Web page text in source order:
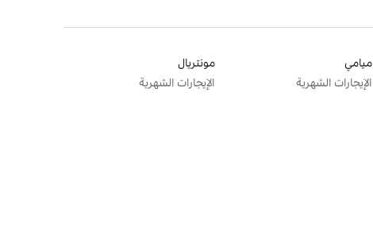
ميامي
الإيجارات الشهرية
مونتريال
الإيجارات الشهرية